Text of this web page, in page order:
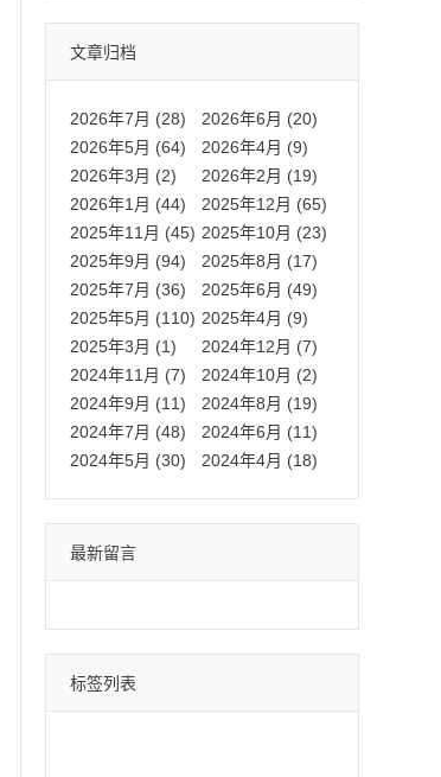
文章归档
2026年7月 (28)
2026年6月 (20)
2026年5月 (64)
2026年4月 (9)
2026年3月 (2)
2026年2月 (19)
2026年1月 (44)
2025年12月 (65)
2025年11月 (45) 2025年10月 (23)
2025年9月 (94)
2025年8月 (17)
2025年7月 (36)
2025年6月 (49)
2025年5月 (110) 2025年4月 (9)
2025年3月 (1)
2024年12月 (7)
2024年11月 (7)
2024年10月 (2)
2024年9月 (11)
2024年8月 (19)
2024年7月 (48)
2024年6月 (11)
2024年5月 (30)
2024年4月 (18)
最新留言
标签列表